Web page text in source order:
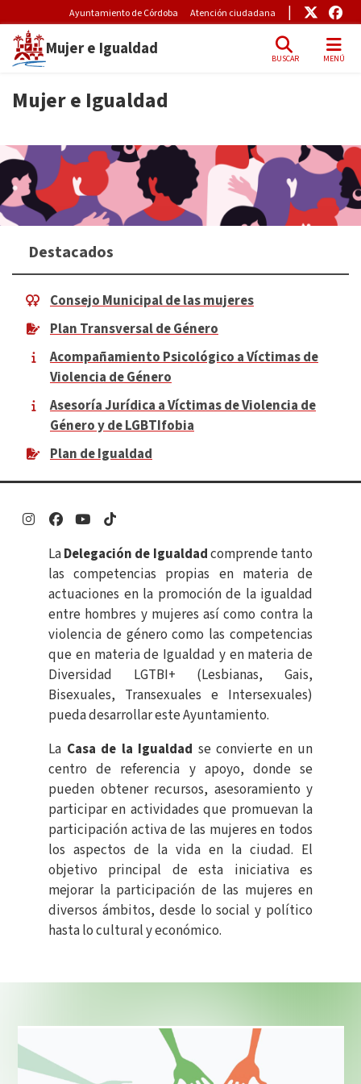
Pre-Header Microsite
Ayuntamiento de Córdoba Atención ciudadana Enlace
Mujer e Igualdad BUSCAR MENÚ
Mujer e Igualdad
Destacados
Consejo Municipal de las mujeres
Plan Transversal de Género
Acompañamiento Psicológico a Víctimas de
Violencia de Género
Asesoría Jurídica a Víctimas de Violencia de
Género y de LGBTIfobia
Plan de Igualdad
EnlaceEnlaceEnlaceEnlace
LaDelegación de Igualdadcomprende tanto
las competencias propias en materia de
actuaciones en la promoción de la igualdad
entre hombres y mujeres así como contra la
violencia de género como las competencias
que en materia de Igualdad y en materia de
Diversidad LGTBI+ (Lesbianas, Gais,
Bisexuales, Transexuales e Intersexuales)
pueda desarrollar este Ayuntamiento.
La Casa de la Igualdad se convierte en un
centro de referencia y apoyo, donde se
pueden obtener recursos, asesoramiento y
participar en actividades que promuevan la
participación activa de las mujeres en todos
los aspectos de la vida en la ciudad. El
objetivo principal de esta iniciativa es
mejorar la participación de las mujeres en
diversos ámbitos, desde lo social y político
hasta lo cultural y económico.